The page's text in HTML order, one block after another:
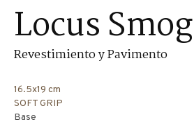
Locus Smog
Revestimiento y Pavimento
16.5x19 cm
SOFT GRIP
Base